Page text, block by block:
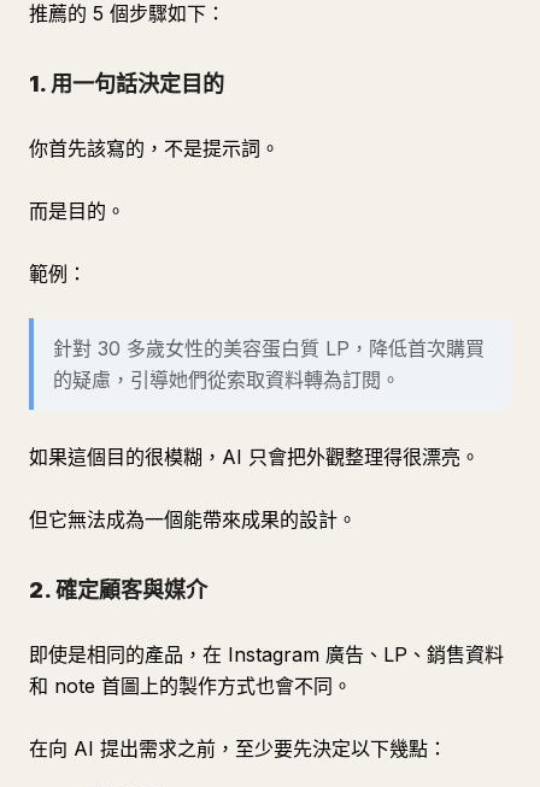
推薦的 5 個步驟如下：
1. 用一句話決定目的
你首先該寫的，不是提示詞。
而是目的。
範例：
針對 30 多歲女性的美容蛋白質 LP，降低首次購買
的疑慮，引導她們從索取資料轉為訂閱。
如果這個目的很模糊，AI 只會把外觀整理得很漂亮。
但它無法成為一個能帶來成果的設計。
2. 確定顧客與媒介
即使是相同的產品，在 Instagram 廣告、LP、銷售資料
和 note 首圖上的製作方式也會不同。
在向 AI 提出需求之前，至少要先決定以下幾點：